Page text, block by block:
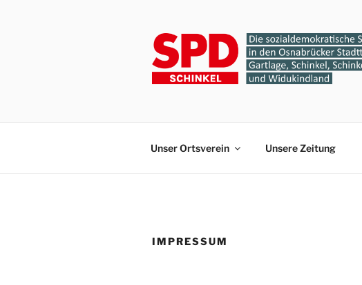
Unser Ortsverein Unsere Zeitung
IMPRESSUM